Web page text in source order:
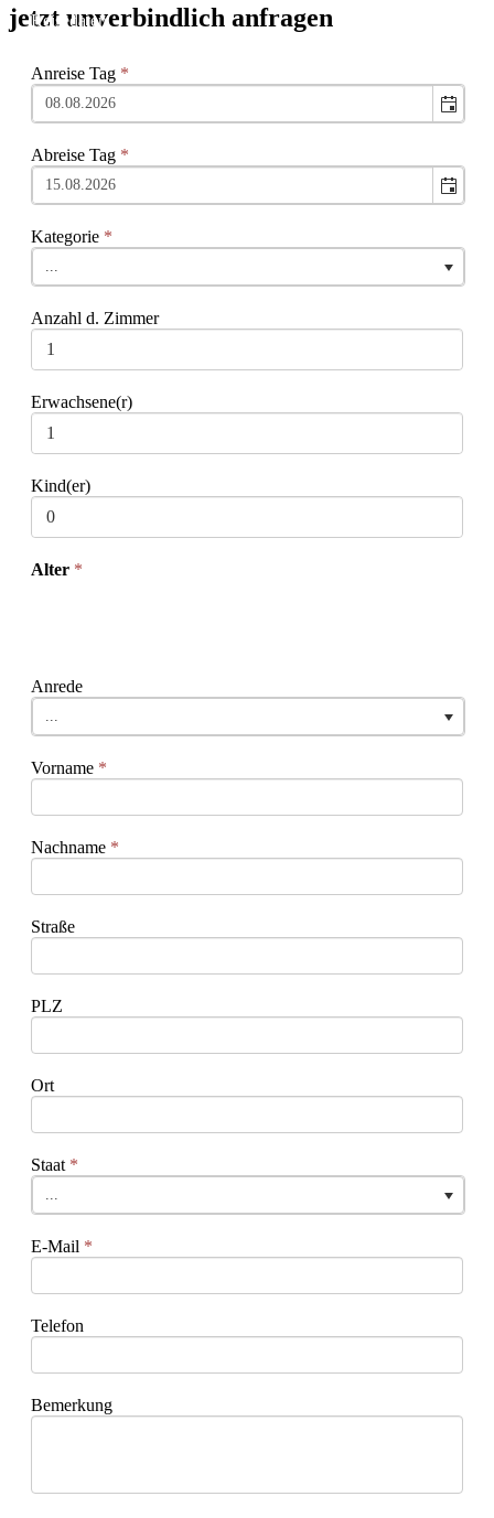
jetzt unverbindlich anfragen
Anreise Tag *
Abreise Tag *
Kategorie *
...
Anzahl d. Zimmer
Erwachsene(r)
Kind(er)
Alter *
Anrede
...
Vorname *
Nachname *
Straße
PLZ
Ort
Staat *
...
E-Mail *
Telefon
Bemerkung